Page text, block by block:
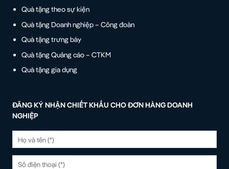
Quà tặng theo sự kiện
Quà tặng Doanh nghiệp – Công đoàn
Quà tặng trưng bày
Quà tặng Quảng cáo – CTKM
Quà tặng gia dụng
ĐĂNG KÝ NHẬN CHIẾT KHẤU CHO ĐƠN HÀNG DOANH
NGHIỆP